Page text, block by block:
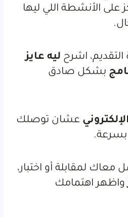
على الأنشطة اللي ليها
اشرح ليه عايز
بشكل صادق
عشان توصلك
بسرعة.
معاك لمقابلة أو اختبار،
واظهر اهتمامك